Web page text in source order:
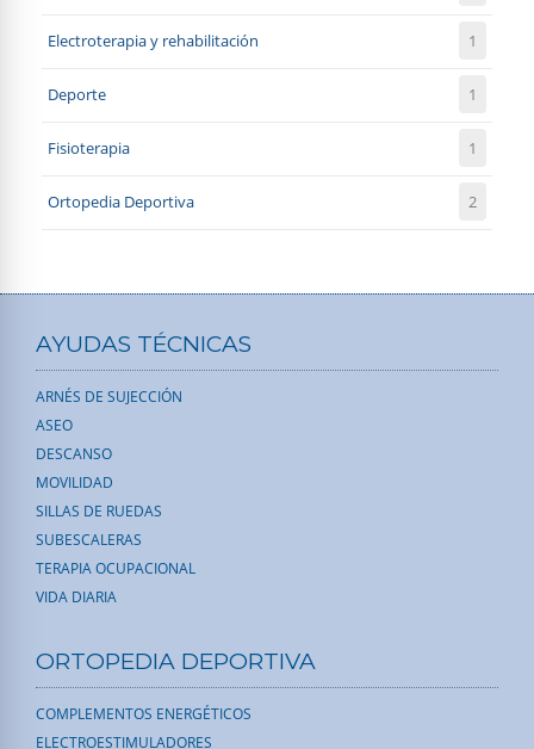
Electroterapia y rehabilitación 1
Deporte 1
Fisioterapia 1
Ortopedia Deportiva 2
AYUDAS TÉCNICAS
ARNÉS DE SUJECCIÓN
ASEO
DESCANSO
MOVILIDAD
SILLAS DE RUEDAS
SUBESCALERAS
TERAPIA OCUPACIONAL
VIDA DIARIA
ORTOPEDIA DEPORTIVA
COMPLEMENTOS ENERGÉTICOS
ELECTROESTIMULADORES